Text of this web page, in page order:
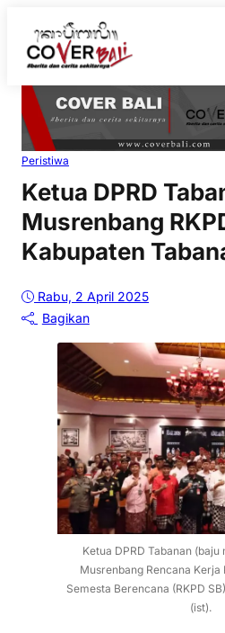
Peristiwa
Ketua DPRD
Musrenbang
Kabupaten
Rabu, 2 April 2025
Bagikan
Ketua DPRD Tabanan
Musrenbang Rencana
Semesta Berencana (RKPD
(ist).